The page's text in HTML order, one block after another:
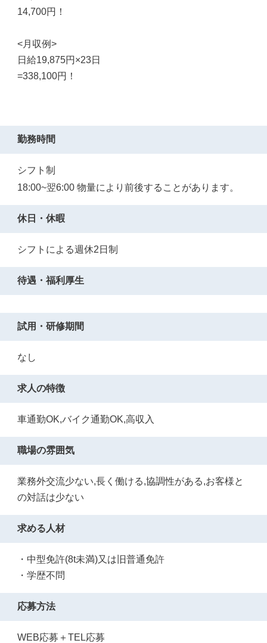
14,700円！
<月収例>
日給19,875円×23日
=338,100円！
勤務時間
シフト制
18:00~翌6:00 物量により前後することがあります。
休日・休暇
シフトによる週休2日制
待遇・福利厚生
試用・研修期間
なし
求人の特徴
車通勤OK,バイク通勤OK,高収入
職場の雰囲気
業務外交流少ない,長く働ける,協調性がある,お客様と
の対話は少ない
求める人材
・中型免許(8t未満)又は旧普通免許
・学歴不問
応募方法
WEB応募＋TEL応募